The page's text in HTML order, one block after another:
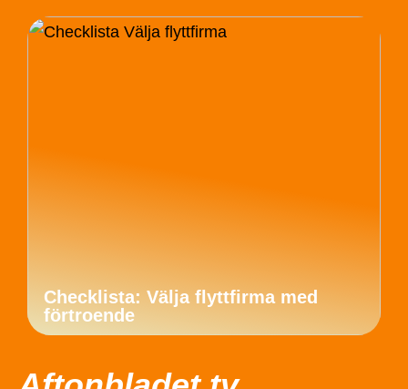
Checklista: Välja flyttfirma med
förtroende